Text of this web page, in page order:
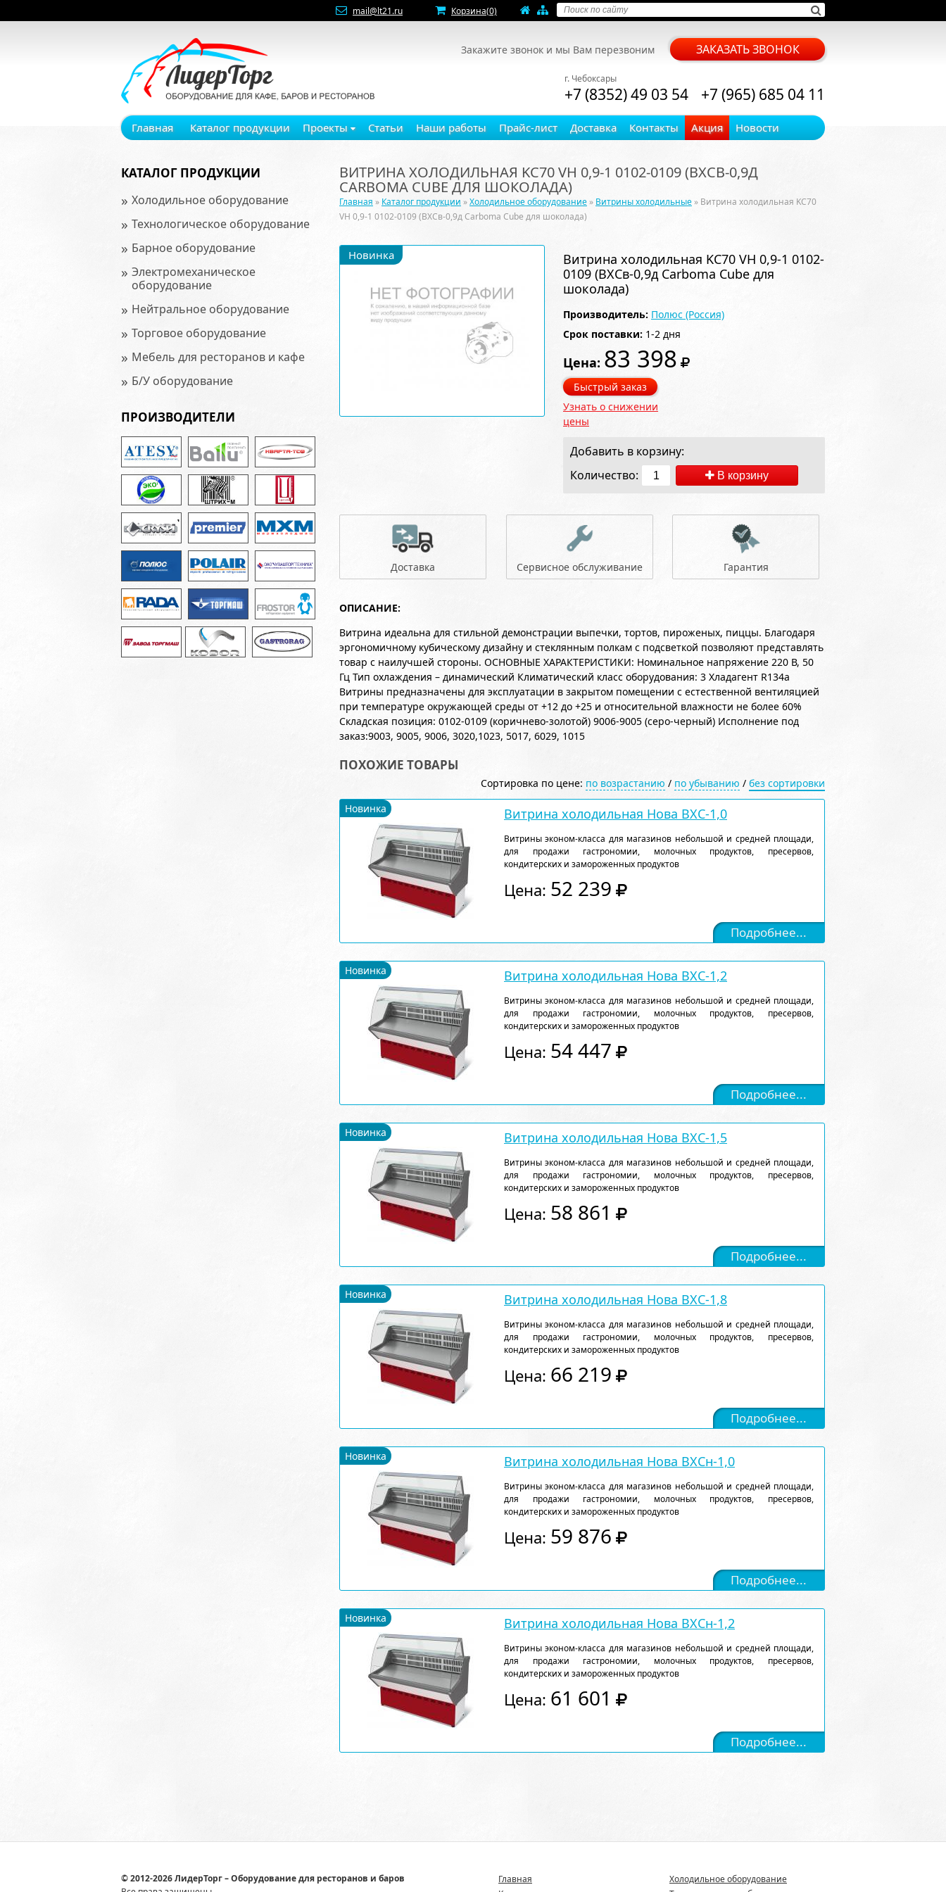
mail@lt21.ru Корзина(0)
Закажите звонок и мы Вам перезвоним ЗАКАЗАТЬ ЗВОНОК
г. Чебоксары
+7 (8352) 49 03 54 +7 (965) 685 04 11
Главная Каталог продукции Проекты Статьи Наши работы Прайс-лист Доставка Контакты Акция Новости
КАТАЛОГ ПРОДУКЦИИ
» Холодильное оборудование
» Технологическое оборудование
» Барное оборудование
» Электромеханическое
оборудование
» Нейтральное оборудование
» Торговое оборудование
» Мебель для ресторанов и кафе
» Б/У оборудование
ПРОИЗВОДИТЕЛИ
ВИТРИНА ХОЛОДИЛЬНАЯ KC70 VH 0,9-1 0102-0109 (ВХСВ-0,9Д
CARBOMA CUBE ДЛЯ ШОКОЛАДА)
Главная » Каталог продукции »Холодильное оборудование » Витрины холодильные » Витрина холодильная KC70
VH 0,9-1 0102-0109 (ВХСв-0,9д Carboma Cube для шоколада)
Новинка
Витрина холодильная KC70 VH 0,9-1 0102-
0109 (ВХСв-0,9д Carboma Cube для
шоколада)
Производитель: Полюс (Россия)
Срок поставки: 1-2 дня
Цена: 83 398
Быстрый заказ
Узнать о снижении
цены
Добавить в корзину:
Количество:
В корзину
Доставка Сервисное обслуживание Гарантия
ОПИСАНИЕ:
Витрина идеальна для стильной демонстрации выпечки, тортов, пироженых, пиццы. Благодаря
эргономичному кубическому дизайну и стеклянным полкам с подсветкой позволяют представлять
товар с наилучшей стороны. ОСНОВНЫЕ ХАРАКТЕРИСТИКИ: Номинальное напряжение 220 В, 50
Гц Тип охлаждения – динамический Климатический класс оборудования: 3 Хладагент R134a
Витрины предназначены для эксплуатации в закрытом помещении с естественной вентиляцией
при температуре окружающей среды от +12 до +25 и относительной влажности не более 60%
Складская позиция: 0102-0109 (коричнево-золотой) 9006-9005 (серо-черный) Исполнение под
заказ:9003, 9005, 9006, 3020,1023, 5017, 6029, 1015
ПОХОЖИЕ ТОВАРЫ
Сортировка по цене: по возрастанию / по убыванию / без сортировки
Новинка
Витрина холодильная Нова ВХС-1,0
Витрины эконом-класса для магазинов небольшой и средней площади,
для продажи гастрономии, молочных продуктов, пресервов,
кондитерских и замороженных продуктов
Цена: 52 239
Подробнее...
Новинка Витрина холодильная Нова ВХС-1,2
Витрины эконом-класса для магазинов небольшой и средней площади,
для продажи гастрономии, молочных продуктов, пресервов,
кондитерских и замороженных продуктов
Цена: 54 447
Подробнее...
Новинка Витрина холодильная Нова ВХС-1,5
Витрины эконом-класса для магазинов небольшой и средней площади,
для продажи гастрономии, молочных продуктов, пресервов,
кондитерских и замороженных продуктов
Цена: 58 861
Подробнее...
Новинка Витрина холодильная Нова ВХС-1,8
Витрины эконом-класса для магазинов небольшой и средней площади,
для продажи гастрономии, молочных продуктов, пресервов,
кондитерских и замороженных продуктов
Цена: 66 219
Подробнее...
Новинка Витрина холодильная Нова ВХСн-1,0
Витрины эконом-класса для магазинов небольшой и средней площади,
для продажи гастрономии, молочных продуктов, пресервов,
кондитерских и замороженных продуктов
Цена: 59 876
Подробнее...
Новинка Витрина холодильная Нова ВХСн-1,2
Витрины эконом-класса для магазинов небольшой и средней площади,
для продажи гастрономии, молочных продуктов, пресервов,
кондитерских и замороженных продуктов
Цена: 61 601
Подробнее...
© 2012-2026 ЛидерТорг – Оборудование для ресторанов и баров
Главная
Холодильное оборудование